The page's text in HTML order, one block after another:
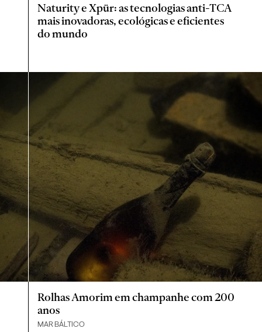
Naturity e Xpür: as tecnologias anti-TCA
mais inovadoras, ecológicas e eficientes
do mundo
Rolhas Amorim em champanhe com 200
anos
MAR BÁLTICO